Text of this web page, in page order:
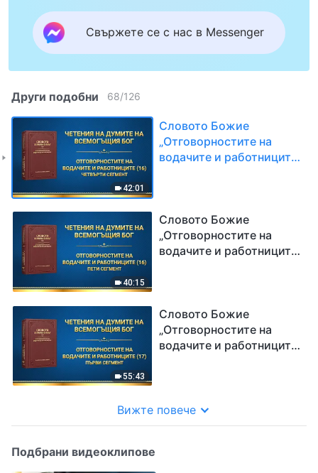
Свържете се с нас в Messenger
Други подобни 68/126
42:01
Словото Божие
„Отговорностите на
водачите и работниците
40:15
Словото Божие
„Отговорностите на
водачите и работниците
55:43
Словото Божие
„Отговорностите на
водачите и работниците
Вижте повече
Подбрани видеоклипове